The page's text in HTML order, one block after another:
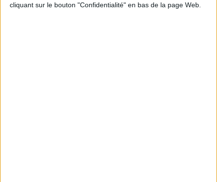
cliquant sur le bouton "Confidentialité" en bas de la page Web.